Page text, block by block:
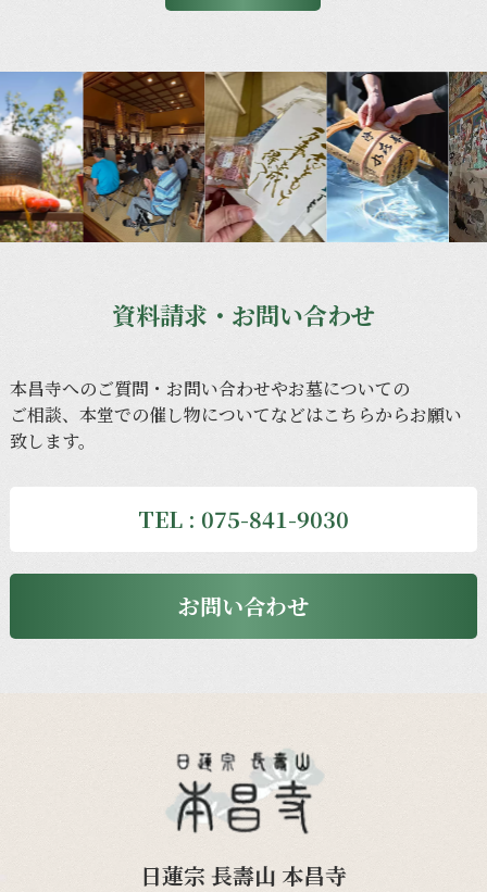
資料請求・お問い合わせ
本昌寺へのご質問・ お問い合わせやお墓についての
ご相談、 本堂での催し物についてなどはこちらからお願い
致します。
TEL : 075-841-9030
お問い合わせ
日蓮宗 長壽山 本昌寺